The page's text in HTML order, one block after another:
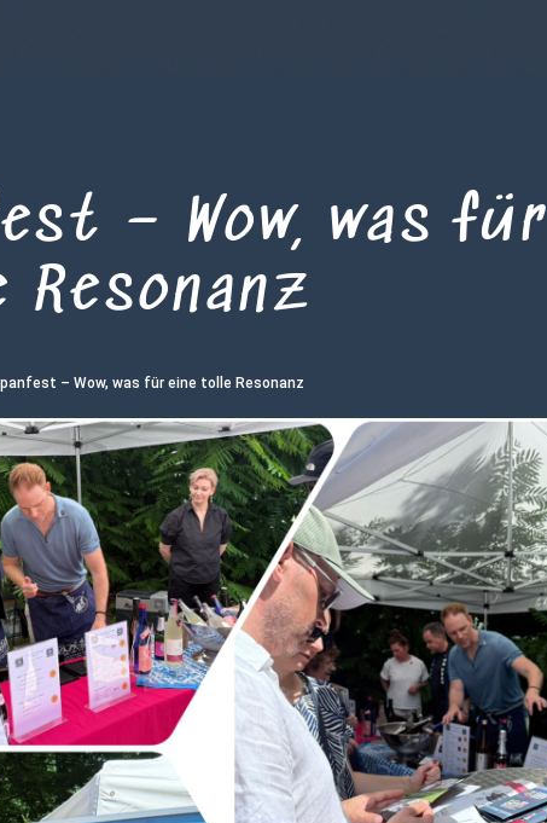
– Wow, was für
– Wow, was für eine tolle Resonanz